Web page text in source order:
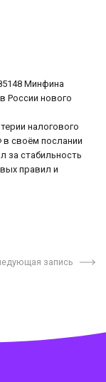
Минфина
России нового
налогового
в своём послании
за стабильность
правил и
запись